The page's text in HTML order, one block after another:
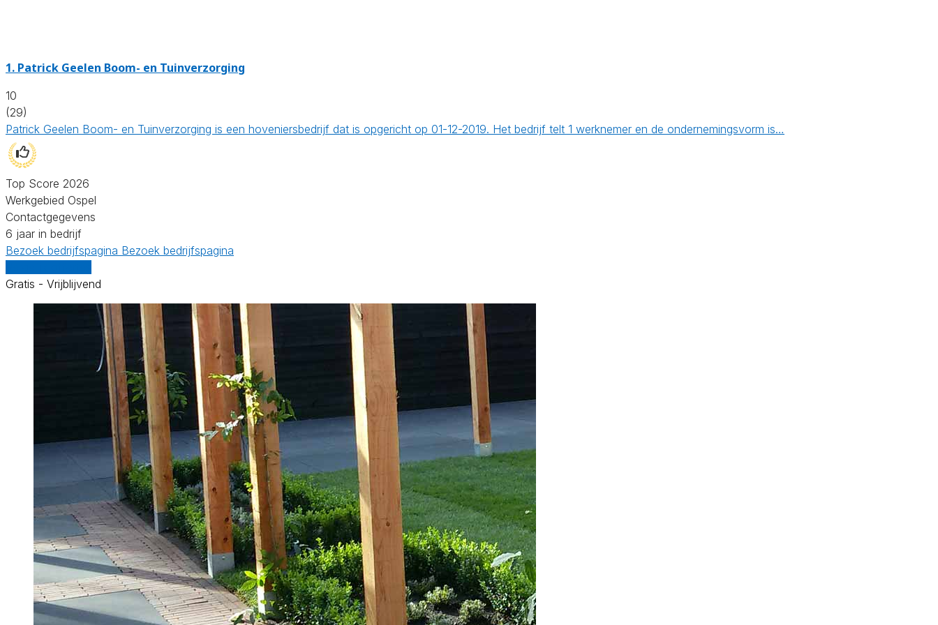
1. Patrick Geelen Boom- en Tuinverzorging
10
(29)
Patrick Geelen Boom- en Tuinverzorging is een hoveniersbedrijf dat is opgericht op 01-12-2019. Het bedrijf telt 1 werknemer en de ondernemingsvorm is…
Top Score 2026
Werkgebied Ospel
Contactgegevens
6 jaar in bedrijf
Bezoek bedrijfspagina Bezoek bedrijfspagina
Gratis - Vrijblijvend